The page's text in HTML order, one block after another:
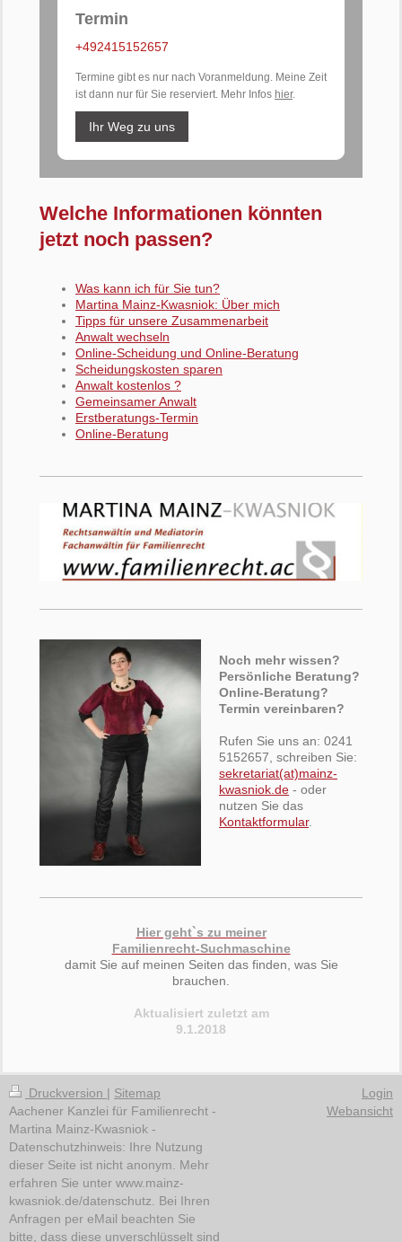
Termin
+492415152657
Termine gibt es nur nach Voranmeldung. Meine Zeit
ist dann nur für Sie reserviert. Mehr Infos hier.
Ihr Weg zu uns
Welche Informationen könnten
jetzt noch passen?
Was kann ich für Sie tun?
Martina Mainz-Kwasniok: Über mich
Tipps für unsere Zusammenarbeit
Anwalt wechseln
Online-Scheidung und Online-Beratung
Scheidungskosten sparen
Anwalt kostenlos ?
Gemeinsamer Anwalt
Erstberatungs-Termin
Online-Beratung
Noch mehr wissen?
Persönliche Beratung?
Online-Beratung?
Termin vereinbaren?
Rufen Sie uns an: 0241
5152657, schreiben Sie:
sekretariat(at)mainz-
kwasniok.de - oder
nutzen Sie das
Kontaktformular.
Hier geht`s zu meiner
Familienrecht-Suchmaschine
damit Sie auf meinen Seiten das finden, was Sie
brauchen.
Aktualisiert zuletzt am
9.1.2018
Druckversion | Sitemap
Aachener Kanzlei für Familienrecht -
Martina Mainz-Kwasniok -
Datenschutzhinweis: Ihre Nutzung
dieser Seite ist nicht anonym. Mehr
erfahren Sie unter www.mainz-
kwasniok.de/datenschutz. Bei Ihren
Anfragen per eMail beachten Sie
bitte, dass diese unverschlüsselt sind
Login
Webansicht